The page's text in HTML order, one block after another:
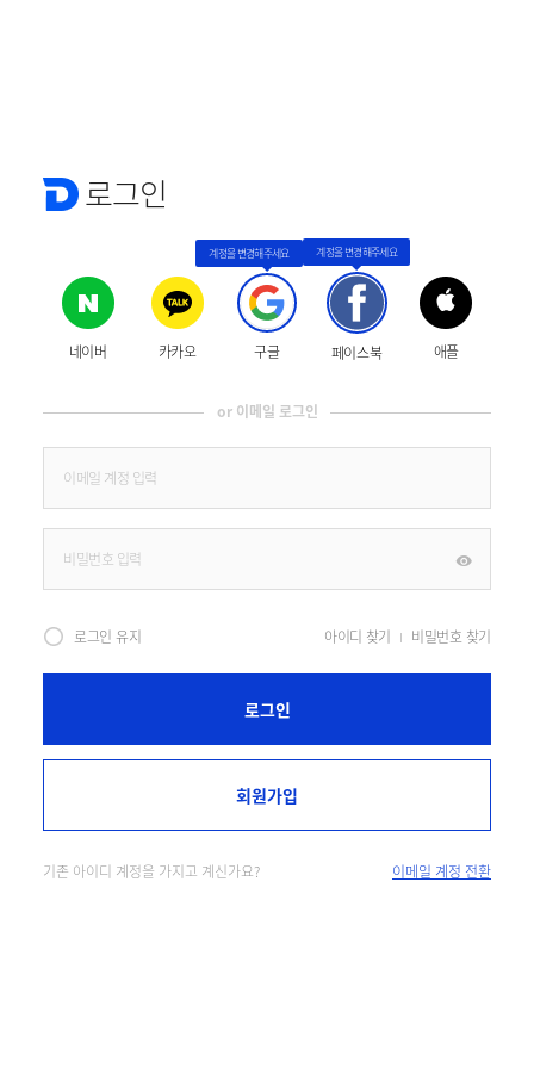
로그인
네이버 카카오 구글 페이스북 애플
or 이메일 로그인
로그인 유지 아이디 찾기 비밀번호 찾기
로그인
회원가입
기존 아이디 계정을 가지고 계신가요? 이메일 계정 전환